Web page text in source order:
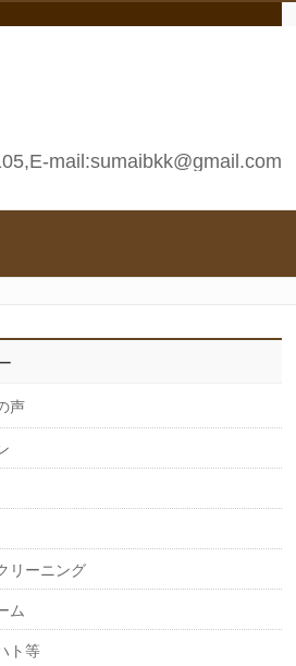
mail:sumaibkk@gmail.com
声
リーニング
ム
ト等